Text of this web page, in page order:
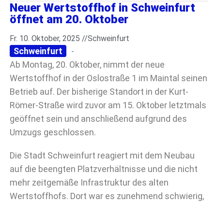
Neuer Wertstoffhof in Schweinfurt
öffnet am 20. Oktober
Fr. 10. Oktober, 2025 //Schweinfurt
Schweinfurt
-
Ab Montag, 20. Oktober, nimmt der neue
Wertstoffhof in der Oslostraße 1 im Maintal seinen
Betrieb auf. Der bisherige Standort in der Kurt-
Römer-Straße wird zuvor am 15. Oktober letztmals
geöffnet sein und anschließend aufgrund des
Umzugs geschlossen.
Die Stadt Schweinfurt reagiert mit dem Neubau
auf die beengten Platzverhältnisse und die nicht
mehr zeitgemäße Infrastruktur des alten
Wertstoffhofs. Dort war es zunehmend schwierig,